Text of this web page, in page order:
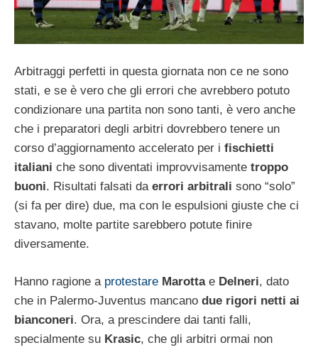
Arbitraggi perfetti in questa giornata non ce ne sono
stati, e se è vero che gli errori che avrebbero potuto
condizionare una partita non sono tanti, è vero anche
che i preparatori degli arbitri dovrebbero tenere un
corso d’aggiornamento accelerato per i fischietti
italiani che sono diventati improvvisamente troppo
buoni. Risultati falsati da errori arbitrali sono “solo”
(si fa per dire) due, ma con le espulsioni giuste che ci
stavano, molte partite sarebbero potute finire
diversamente.
Hanno ragione a protestare Marotta e Delneri, dato
che in Palermo-Juventus mancano due rigori netti ai
bianconeri. Ora, a prescindere dai tanti falli,
specialmente su Krasic, che gli arbitri ormai non